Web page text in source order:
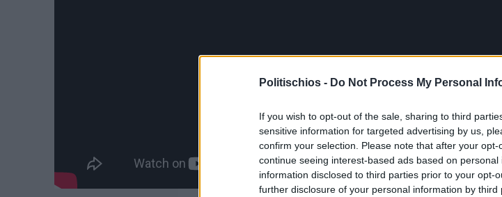
Politischios - Do Not Process My Personal
If you wish to opt-out of the sale, sharing to third
sensitive information for targeted advertising by us,
confirm your selection. Please note that after your
continue seeing interest-based ads based on
information disclosed to third parties prior to your opt-
further disclosure of your personal information by third